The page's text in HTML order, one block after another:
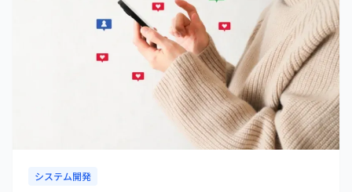
システム開発